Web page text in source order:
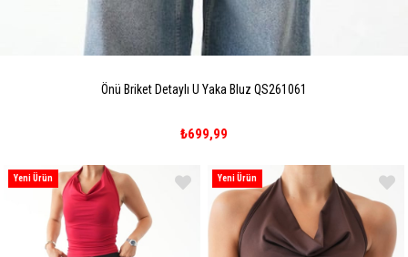
Önü Briket Detaylı U Yaka Bluz QS261061
₺699,99
Yeni Ürün Yeni Ürün